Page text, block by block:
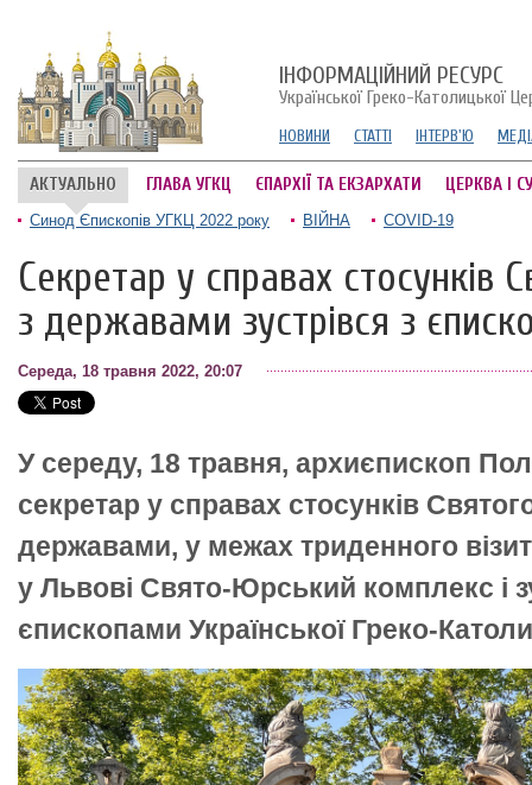
ІНФОРМАЦІЙНИЙ РЕСУРС
Української Греко-Католицької
НОВИНИ СТАТТІ ІНТЕРВ'Ю
АКТУАЛЬНО ГЛАВА УГКЦ ЄПАРХІЇ ТА ЕКЗАРХАТИ ЦЕРКВА І
Синод Єпископів УГКЦ 2022 року ВІЙНА COVID-19
Секретар у справах стосунків
з державами зустрівся з
Середа, 18 травня 2022, 20:07
У середу, 18 травня, архиєпископ
секретар у справах стосунків
державами, у межах триденного
у Львові Свято-Юрський комплекс і
єпископами Української Греко-